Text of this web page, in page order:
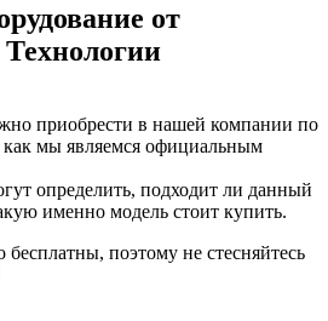
от
приобрести в нашей компании по
как мы являемся официальным
определить, подходит ли данный
именно модель стоит купить.
поэтому не стесняйтесь